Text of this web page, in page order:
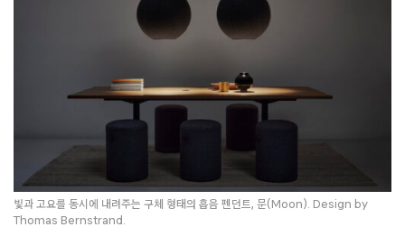
빛과 고요를 동시에 내려주는 구체 형태의 흡음 펜던트, 문(Moon). Design by
Thomas Bernstrand.